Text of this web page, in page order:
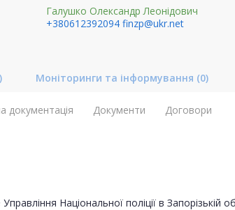
Галушко Олександр Леонідович
+380612392094 finzp@ukr.net
Моніторинги та інформування (0)
документація Документи Договори
Національної поліції в Запорізькій